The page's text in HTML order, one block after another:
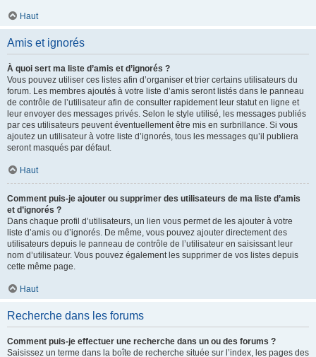
Haut
Amis et ignorés
À quoi sert ma liste d’amis et d’ignorés ?
Vous pouvez utiliser ces listes afin d’organiser et trier certains utilisateurs du
forum. Les membres ajoutés à votre liste d’amis seront listés dans le panneau
de contrôle de l’utilisateur afin de consulter rapidement leur statut en ligne et
leur envoyer des messages privés. Selon le style utilisé, les messages publiés
par ces utilisateurs peuvent éventuellement être mis en surbrillance. Si vous
ajoutez un utilisateur à votre liste d’ignorés, tous les messages qu’il publiera
seront masqués par défaut.
Haut
Comment puis-je ajouter ou supprimer des utilisateurs de ma liste d’amis
et d’ignorés ?
Dans chaque profil d’utilisateurs, un lien vous permet de les ajouter à votre
liste d’amis ou d’ignorés. De même, vous pouvez ajouter directement des
utilisateurs depuis le panneau de contrôle de l’utilisateur en saisissant leur
nom d’utilisateur. Vous pouvez également les supprimer de vos listes depuis
cette même page.
Haut
Recherche dans les forums
Comment puis-je effectuer une recherche dans un ou des forums ?
Saisissez un terme dans la boîte de recherche située sur l’index, les pages des